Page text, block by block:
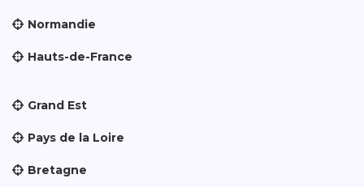
Normandie
Hauts-de-France
Grand Est
Pays de la Loire
Bretagne